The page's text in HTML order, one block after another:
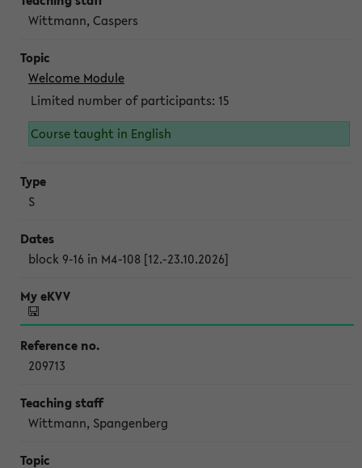
Wittmann, Caspers
Welcome Module
Limited number of participants: 15
Course taught in English
S
block 9-16 in M4-108 [12.-23.10.2026]
209713
Wittmann, Spangenberg